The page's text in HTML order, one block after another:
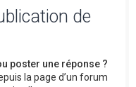
de
poster une réponse ?
la page d’un forum